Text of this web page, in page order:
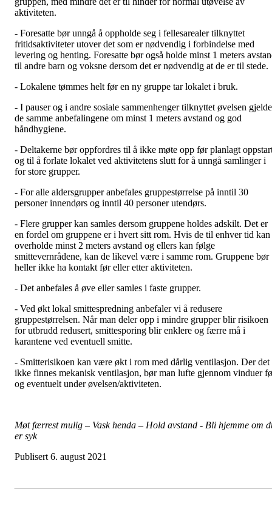
aktiviteten.
- Foresatte bør unngå å oppholde seg i fellesarealer tilknyttet
fritidsaktiviteter utover det som er nødvendig i forbindelse med
levering og henting. Foresatte bør også holde minst 1 meters
til andre barn og voksne dersom det er nødvendig at de er til stede.
- Lokalene tømmes helt før en ny gruppe tar lokalet i bruk.
- I pauser og i andre sosiale sammenhenger tilknyttet øvelsen
de samme anbefalingene om minst 1 meters avstand og god
håndhygiene.
- Deltakerne bør oppfordres til å ikke møte opp før planlagt
og til å forlate lokalet ved aktivitetens slutt for å unngå samlinger i
for store grupper.
- For alle aldersgrupper anbefales gruppestørrelse på inntil 30
personer innendørs og inntil 40 personer utendørs.
- Flere grupper kan samles dersom gruppene holdes adskilt. Det er
en fordel om gruppene er i hvert sitt rom. Hvis de til enhver tid kan
overholde minst 2 meters avstand og ellers kan følge
smittevernrådene, kan de likevel være i samme rom. Gruppene bør
heller ikke ha kontakt før eller etter aktiviteten.
- Det anbefales å øve eller samles i faste grupper.
- Ved økt lokal smittespredning anbefaler vi å redusere
gruppestørrelsen. Når man deler opp i mindre grupper blir risikoen
for utbrudd redusert, smittesporing blir enklere og færre må i
karantene ved eventuell smitte.
- Smitterisikoen kan være økt i rom med dårlig ventilasjon. Der det
ikke finnes mekanisk ventilasjon, bør man lufte gjennom vinduer
og eventuelt under øvelsen/aktiviteten.
Møt færrest mulig – Vask henda – Hold avstand - Bli hjemme om
er syk
Publisert 6. august 2021